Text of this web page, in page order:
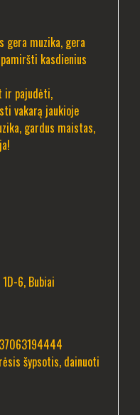
gera muzika, gera
kasdienius
ir pajudėti,
vakarą jaukioje
gardus maistas,
6, Bubiai
šypsotis, dainuoti